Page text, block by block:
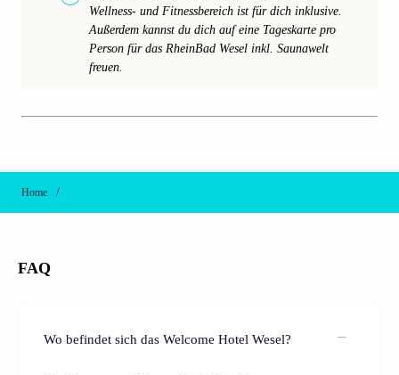
Wellness- und Fitnessbereich ist für dich inklusive.
Außerdem kannst du dich auf eine Tageskarte pro
Person für das RheinBad Wesel inkl. Saunawelt
freuen.
Home /
FAQ
Wo befindet sich das Welcome Hotel Wesel?